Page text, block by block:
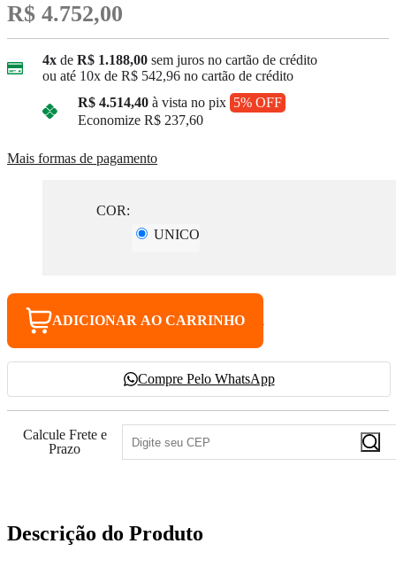
R$ 4.752,00
4x de R$ 1.188,00 sem juros no cartão de crédito
ou até 10x de R$ 542,96 no cartão de crédito
R$ 4.514,40 à vista no pix 5% OFF
Economize R$ 237,60
Mais formas de pagamento
COR:
UNICO
ADICIONAR AO CARRINHO
Compre Pelo WhatsApp
Calcule Frete e
Prazo
Descrição do Produto